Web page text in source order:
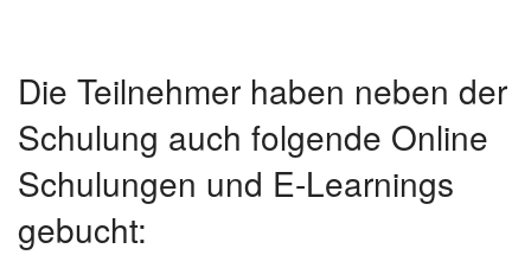
Die Teilnehmer haben neben der
Schulung auch folgende Online
Schulungen und E-Learnings
gebucht: